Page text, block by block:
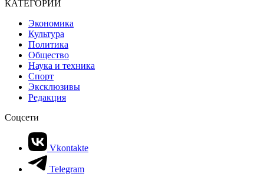
КАТЕГОРИИ
Экономика
Культура
Политика
Общество
Наука и техника
Спорт
Эксклюзивы
Редакция
Соцсети
Vkontakte
Telegram